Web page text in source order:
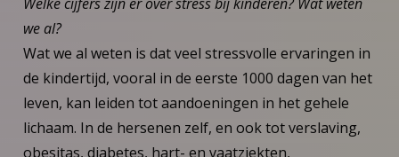
we al?
Wat we al weten is dat veel stressvolle ervaringen in
de kindertijd, vooral in de eerste 1000 dagen van het
leven, kan leiden tot aandoeningen in het gehele
lichaam. In de hersenen zelf, en ook tot verslaving,
obesitas, diabetes, hart- en vaatziekten,